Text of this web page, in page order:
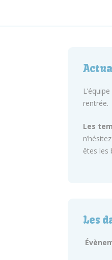
rentrée.
Les
êtes les
Les